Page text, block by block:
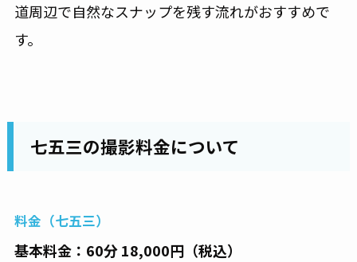
道周辺で自然なスナップを残す流れがおすすめで
す。
七五三の撮影料金について
料金（七五三）
基本料金：60分 18,000円（税込）